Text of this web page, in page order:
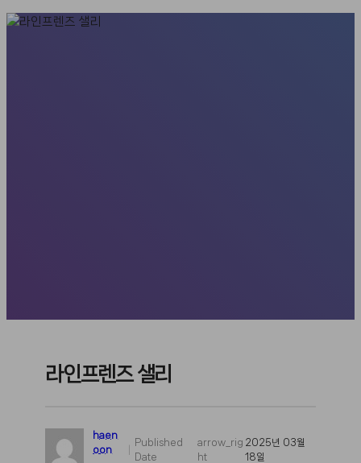
라인프렌즈 샐리
haen
oon
Published
Date
arrow_rig
ht
2025년 03월
18일